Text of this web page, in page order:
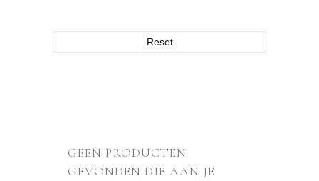
Reset
GEEN PRODUCTEN
GEVONDEN DIE AAN JE